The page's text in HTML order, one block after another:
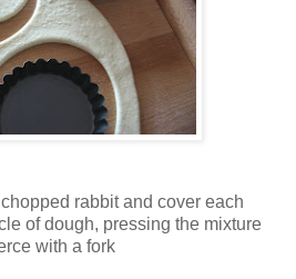
rabbitand cover each
of dough, pressing the mixture
with a fork